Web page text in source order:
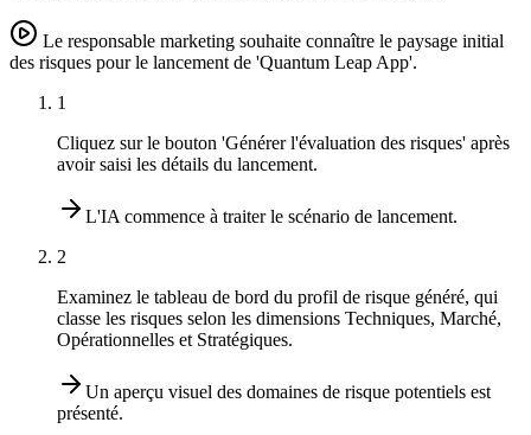
Le responsable marketing souhaite connaître le paysage initial
des risques pour le lancement de 'Quantum Leap App'.
1
Cliquez sur le bouton 'Générer l'évaluation des risques' après
avoir saisi les détails du lancement.
L'IA commence à traiter le scénario de lancement.
2
Examinez le tableau de bord du profil de risque généré, qui
classe les risques selon les dimensions Techniques, Marché,
Opérationnelles et Stratégiques.
Un aperçu visuel des domaines de risque potentiels est
présenté.